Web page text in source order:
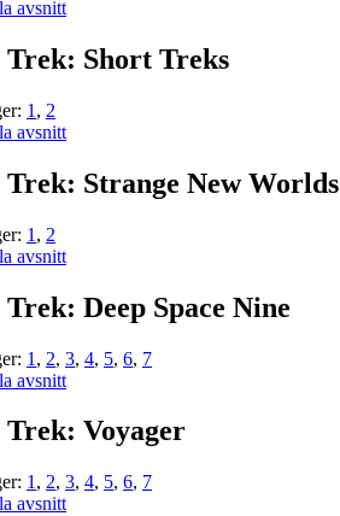
avsnitt
Trek: Short Treks
1 , 2
avsnitt
Trek: Strange New Worlds
1 , 2
avsnitt
Deep Space Nine
1 , 2, 3, 4, 5, 6, 7
avsnitt
Trek: Voyager
1 , 2, 3, 4, 5, 6, 7
avsnitt